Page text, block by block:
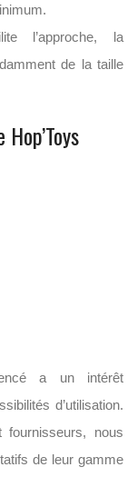
l’approche, la
de la taille
a un intérêt
d’utilisation.
fournisseurs, nous
de leur gamme